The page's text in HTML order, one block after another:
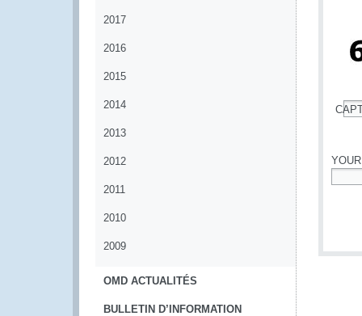
2017
2016
2015
2014
2013
2012
2011
2010
2009
OMD ACTUALITÉS
BULLETIN D’INFORMATION